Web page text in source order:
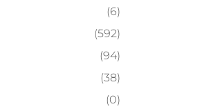
(6)
(592)
(94)
(38)
(0)